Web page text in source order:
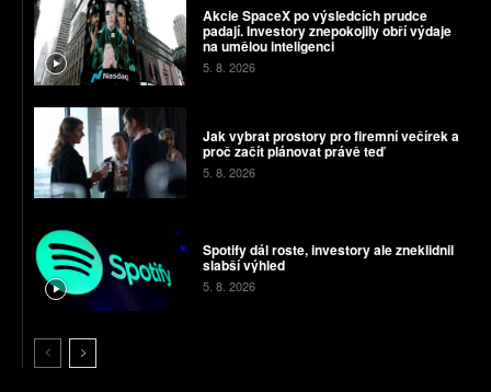
Akcie SpaceX po výsledcích prudce
padají. Investory znepokojily obří výdaje
na umělou inteligenci
5. 8. 2026
Jak vybrat prostory pro firemní večírek a
proč začít plánovat právě teď
5. 8. 2026
Spotify dál roste, investory ale zneklidnil
slabší výhled
5. 8. 2026